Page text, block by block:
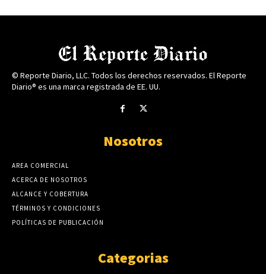
© Reporte Diario, LLC. Todos los derechos reservados. El Reporte
Diario® es una marca registrada de EE. UU.
Nosotros
AREA COMERCIAL
ACERCA DE NOSOTROS
ALCANCE Y COBERTURA
TÉRMINOS Y CONDICIONES
POLÍTICAS DE PUBLICACIÓN
Categorias